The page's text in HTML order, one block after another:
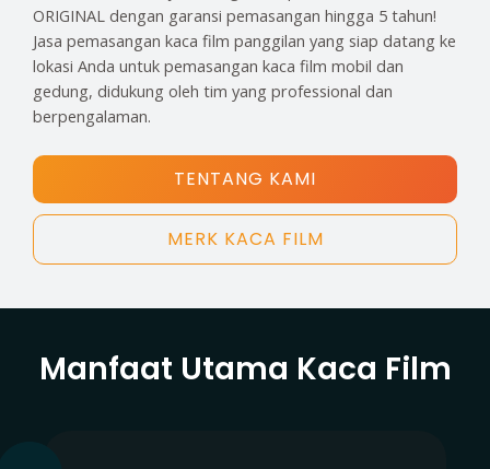
ORIGINAL dengan garansi pemasangan hingga 5 tahun!
Jasa pemasangan kaca film panggilan yang siap datang ke
lokasi Anda untuk pemasangan kaca film mobil dan
gedung, didukung oleh tim yang professional dan
berpengalaman.
TENTANG KAMI
MERK KACA FILM
Manfaat Utama Kaca Film